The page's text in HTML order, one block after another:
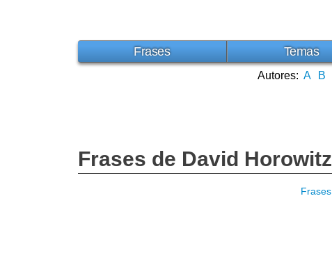
Frases Temas
Autores: A B
Frases de David Horowitz
Frases